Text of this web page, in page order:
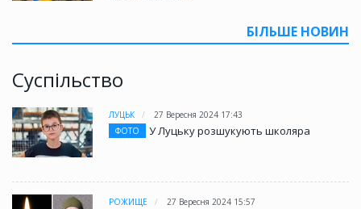
БІЛЬШЕ НОВИН
Суспільство
ЛУЦЬК
27 Вересня 2024 17:43
ФОТО
У Луцьку розшукують школяра
РОЖИЩЕ 27 Вересня 2024 15:57